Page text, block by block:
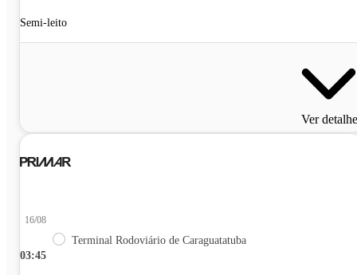
Semi-leito
Ver
03:45
16/08
Terminal Rodoviário de Caraguatatuba